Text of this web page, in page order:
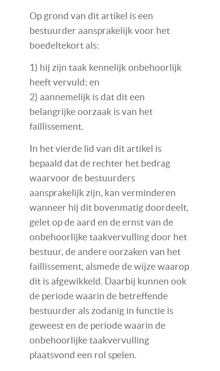
Op grond van dit artikel is een
bestuurder aansprakelijk voor het
boedeltekort als:
1) hij zijn taak kennelijk onbehoorlijk
heeft vervuld; en
2) aannemelijk is dat dit een
belangrijke oorzaak is van het
faillissement.
In het vierde lid van dit artikel is
bepaald dat de rechter het bedrag
waarvoor de bestuurders
aansprakelijk zijn, kan verminderen
wanneer hij dit bovenmatig doordeelt,
gelet op de aard en de ernst van de
onbehoorlijke taakvervulling door het
bestuur, de andere oorzaken van het
faillissement, alsmede de wijze waarop
dit is afgewikkeld. Daarbij kunnen ook
de periode waarin de betreffende
bestuurder als zodanig in functie is
geweest en de periode waarin de
onbehoorlijke taakvervulling
plaatsvond een rol spelen.